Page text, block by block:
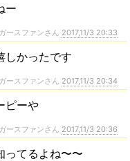
ー
ースファンさん 2017,11/3 20:33
しかったです
ースファンさん 2017,11/3 20:34
ピーや
ースファンさん 2017,11/3 20:36
ってるよね〜〜